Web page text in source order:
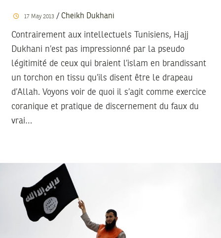
17 May 2013/ Cheikh Dukhani
Contrairement aux intellectuels Tunisiens, Hajj
Dukhani n’est pas impressionné par la pseudo
légitimité de ceux qui braient l’islam en brandissant
un torchon en tissu qu’ils disent être le drapeau
d’Allah. Voyons voir de quoi il s’agit comme exercice
coranique et pratique de discernement du faux du
vrai…